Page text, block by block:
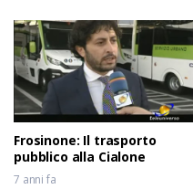
Frosinone: Il trasporto
pubblico alla Cialone
7 anni fa